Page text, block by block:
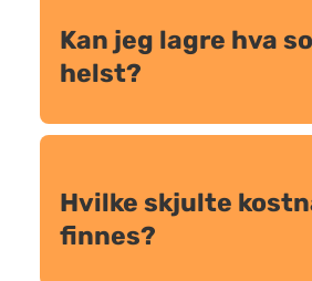
Kan jeg lagre hva
helst?
Hvilke skjulte
finnes?